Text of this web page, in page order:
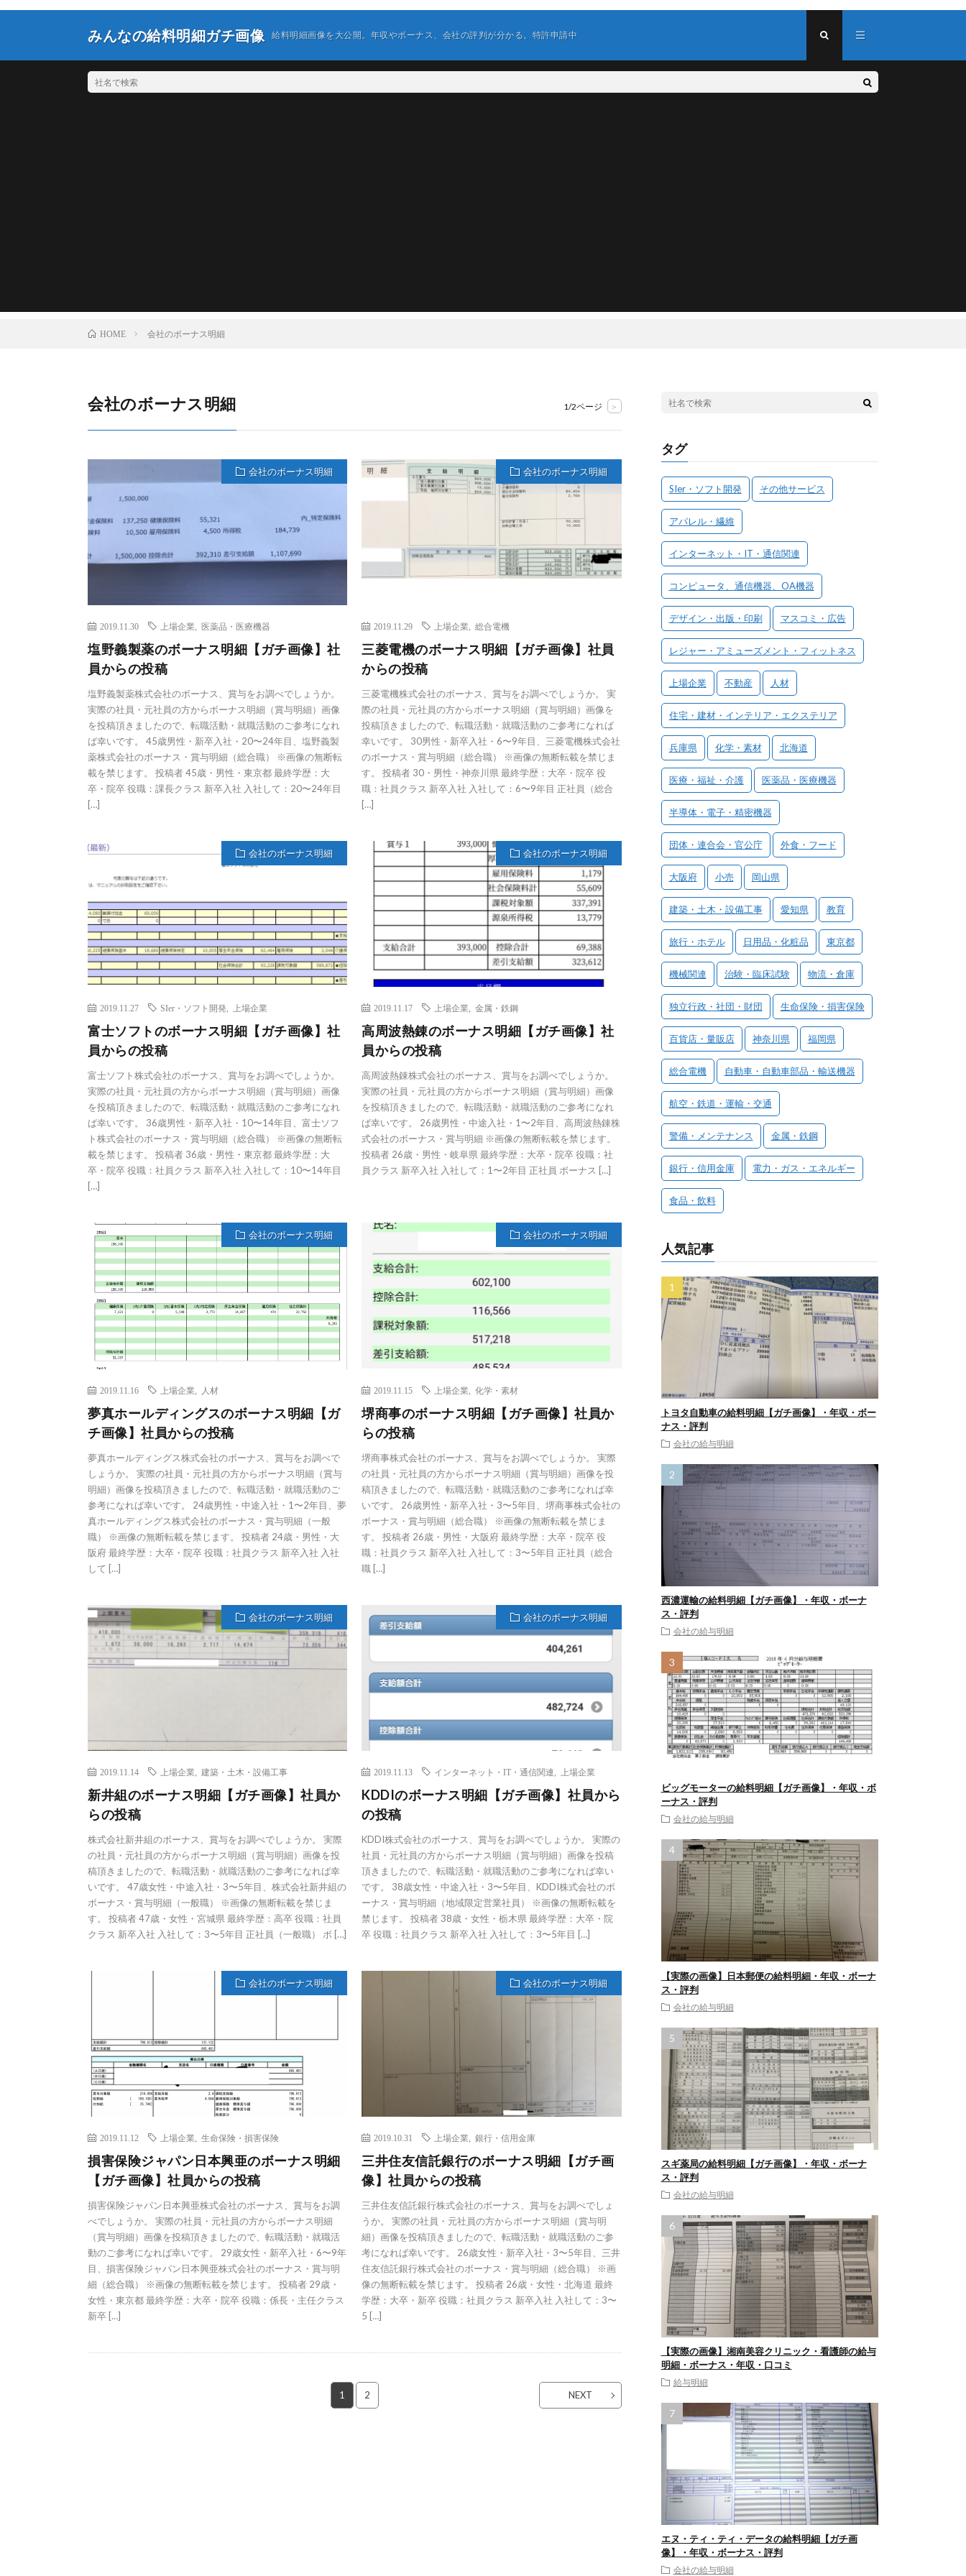
みんなの給料明細ガチ画像 給料明細画像を大公開。年収やボーナス、会社の評判が分かる。特許申請中
HOME 会社のボーナス明細
会社のボーナス明細 1/2ページ >
会社のボーナス明細
2019.11.30 上場企業 医薬品・医療機器
塩野義製薬のボーナス明細【ガチ画像】社
員からの投稿
塩野義製薬株式会社のボーナス、賞与をお調べでしょうか。
実際の社員・元社員の方からボーナス明細（賞与明細）画像
を投稿頂きましたので、転職活動・就職活動のご参考になれ
ば幸いです。 45歳男性・新卒入社・20〜24年目、塩野義製
薬株式会社のボーナス・賞与明細（総合職） ※画像の無断転
載を禁じます。 投稿者 45歳・男性・東京都 最終学歴：大
卒・院卒 役職：課長クラス 新卒入社 入社して：20〜24年目
[…]
会社のボーナス明細
2019.11.29 上場企業 ,総合電機
三菱電機のボーナス明細【ガチ画像】社員
からの投稿
三菱電機株式会社のボーナス、賞与をお調べでしょうか。 実
際の社員・元社員の方からボーナス明細（賞与明細）画像を
投稿頂きましたので、転職活動・就職活動のご参考になれば
幸いです。 30男性・新卒入社・6〜9年目、三菱電機株式会社
のボーナス・賞与明細（総合職） ※画像の無断転載を禁じま
す。 投稿者 30・男性・神奈川県 最終学歴：大卒・院卒 役
職：社員クラス 新卒入社 入社して：6〜9年目 正社員（総合
[…]
会社のボーナス明細
2019.11.27 SIer・ソフト開発 上場企業
富士ソフトのボーナス明細【ガチ画像】社
員からの投稿
富士ソフト株式会社のボーナス、賞与をお調べでしょうか。
実際の社員・元社員の方からボーナス明細（賞与明細）画像
を投稿頂きましたので、転職活動・就職活動のご参考になれ
ば幸いです。 36歳男性・新卒入社・10〜14年目、富士ソフ
ト株式会社のボーナス・賞与明細（総合職） ※画像の無断転
載を禁じます。 投稿者 36歳・男性・東京都 最終学歴：大
卒・院卒 役職：社員クラス 新卒入社 入社して：10〜14年目
[…]
会社のボーナス明細
2019.11.17 上場企業 ,金属・鉄鋼
高周波熱錬のボーナス明細【ガチ画像】社
員からの投稿
高周波熱錬株式会社のボーナス、賞与をお調べでしょうか。
実際の社員・元社員の方からボーナス明細（賞与明細）画像
を投稿頂きましたので、転職活動・就職活動のご参考になれ
ば幸いです。 26歳男性・中途入社・1〜2年目、高周波熱錬株
式会社のボーナス・賞与明細 ※画像の無断転載を禁じます。
投稿者 26歳・男性・岐阜県 最終学歴：大卒・院卒 役職：社
員クラス 新卒入社 入社して：1〜2年目 正社員 ボーナス […]
会社のボーナス明細
2019.11.16 上場企業 人材
夢真ホールディングスのボーナス明細【ガ
チ画像】社員からの投稿
夢真ホールディングス株式会社のボーナス、賞与をお調べで
しょうか。 実際の社員・元社員の方からボーナス明細（賞与
明細）画像を投稿頂きましたので、転職活動・就職活動のご
参考になれば幸いです。 24歳男性・中途入社・1〜2年目、夢
真ホールディングス株式会社のボーナス・賞与明細（一般
職） ※画像の無断転載を禁じます。 投稿者 24歳・男性・大
阪府 最終学歴：大卒・院卒 役職：社員クラス 新卒入社 入社
して […]
会社のボーナス明細
2019.11.15 上場企業 ,化学・素材
堺商事のボーナス明細【ガチ画像】社員か
らの投稿
堺商事株式会社のボーナス、賞与をお調べでしょうか。 実際
の社員・元社員の方からボーナス明細（賞与明細）画像を投
稿頂きましたので、転職活動・就職活動のご参考になれば幸
いです。 26歳男性・新卒入社・3〜5年目、堺商事株式会社の
ボーナス・賞与明細（総合職） ※画像の無断転載を禁じま
す。 投稿者 26歳・男性・大阪府 最終学歴：大卒・院卒 役
職：社員クラス 新卒入社 入社して：3〜5年目 正社員（総合
職 […]
会社のボーナス明細
2019.11.14 上場企業 建築・土木・設備工事
新井組のボーナス明細【ガチ画像】社員か
らの投稿
株式会社新井組のボーナス、賞与をお調べでしょうか。 実際
の社員・元社員の方からボーナス明細（賞与明細）画像を投
稿頂きましたので、転職活動・就職活動のご参考になれば幸
いです。 47歳女性・中途入社・3〜5年目、株式会社新井組の
ボーナス・賞与明細（一般職） ※画像の無断転載を禁じま
す。 投稿者 47歳・女性・宮城県 最終学歴：高卒 役職：社員
クラス 新卒入社 入社して：3〜5年目 正社員（一般職） ボ […]
会社のボーナス明細
2019.11.13 インターネット・IT・通信関連 上場企業
KDDIのボーナス明細【ガチ画像】社員から
の投稿
KDDI株式会社のボーナス、賞与をお調べでしょうか。 実際の
社員・元社員の方からボーナス明細（賞与明細）画像を投稿
頂きましたので、転職活動・就職活動のご参考になれば幸い
です。 38歳女性・中途入社・3〜5年目、KDDI株式会社のボ
ーナス・賞与明細（地域限定営業社員） ※画像の無断転載を
禁じます。 投稿者 38歳・女性・栃木県 最終学歴：大卒・院
卒 役職：社員クラス 新卒入社 入社して：3〜5年目 […]
会社のボーナス明細
2019.11.12 上場企業 生命保険・損害保険
損害保険ジャパン日本興亜のボーナス明細
【ガチ画像】社員からの投稿
損害保険ジャパン日本興亜株式会社のボーナス、賞与をお調
べでしょうか。 実際の社員・元社員の方からボーナス明細
（賞与明細）画像を投稿頂きましたので、転職活動・就職活
動のご参考になれば幸いです。 29歳女性・新卒入社・6〜9年
目、損害保険ジャパン日本興亜株式会社のボーナス・賞与明
細（総合職） ※画像の無断転載を禁じます。 投稿者 29歳・
女性・東京都 最終学歴：大卒・院卒 役職：係長・主任クラス
新卒 […]
会社のボーナス明細
2019.10.31 上場企業 ,銀行・信用金庫
三井住友信託銀行のボーナス明細【ガチ画
像】社員からの投稿
三井住友信託銀行株式会社のボーナス、賞与をお調べでしょ
うか。 実際の社員・元社員の方からボーナス明細（賞与明
細）画像を投稿頂きましたので、転職活動・就職活動のご参
考になれば幸いです。 26歳女性・新卒入社・3〜5年目、三井
住友信託銀行株式会社のボーナス・賞与明細（総合職） ※画
像の無断転載を禁じます。 投稿者 26歳・女性・北海道 最終
学歴：大卒・新卒 役職：社員クラス 新卒入社 入社して：3〜
5 […]
1 2 NEXT
タグ
SIer・ソフト開発 その他サービス
アパレル・繊維
インターネット・IT・通信関連
コンピュータ、通信機器、OA機器
デザイン・出版・印刷 マスコミ・広告
レジャー・アミューズメント・フィットネス
上場企業 不動産 人材
住宅・建材・インテリア・エクステリア
兵庫県 化学・素材 北海道
医療・福祉・介護 医薬品・医療機器
半導体・電子・精密機器
団体・連合会・官公庁 外食・フード
大阪府 小売 岡山県
建築・土木・設備工事 愛知県 教育
旅行・ホテル 日用品・化粧品 東京都
機械関連 治験・臨床試験 物流・倉庫
独立行政・社団・財団 生命保険・損害保険
百貨店・量販店 神奈川県 福岡県
総合電機 自動車・自動車部品・輸送機器
航空・鉄道・運輸・交通
警備・メンテナンス 金属・鉄鋼
銀行・信用金庫 電力・ガス・エネルギー
食品・飲料
人気記事
トヨタ自動車の給料明細【ガチ画像】・年収・ボー
ナス・評判
会社の給与明細
西濃運輸の給料明細【ガチ画像】・年収・ボーナ
ス・評判
会社の給与明細
ビッグモーターの給料明細【ガチ画像】・年収・ボ
ーナス・評判
会社の給与明細
【実際の画像】日本郵便の給料明細・年収・ボーナ
ス・評判
会社の給与明細
スギ薬局の給料明細【ガチ画像】・年収・ボーナ
ス・評判
会社の給与明細
【実際の画像】湘南美容クリニック・看護師の給与
明細・ボーナス・年収・口コミ
給与明細
エヌ・ティ・ティ・データの給料明細【ガチ画
像】・年収・ボーナス・評判
会社の給与明細